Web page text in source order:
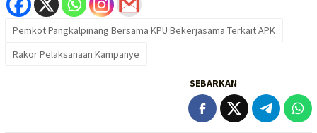
Pemkot Pangkalpinang Bersama KPU Bekerjasama Terkait APK
Rakor Pelaksanaan Kampanye
SEBARKAN